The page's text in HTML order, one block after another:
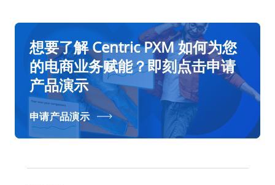
想要了解 Centric PXM 如何为您
的电商业务赋能？即刻点击申请
产品演示
申请产品演示